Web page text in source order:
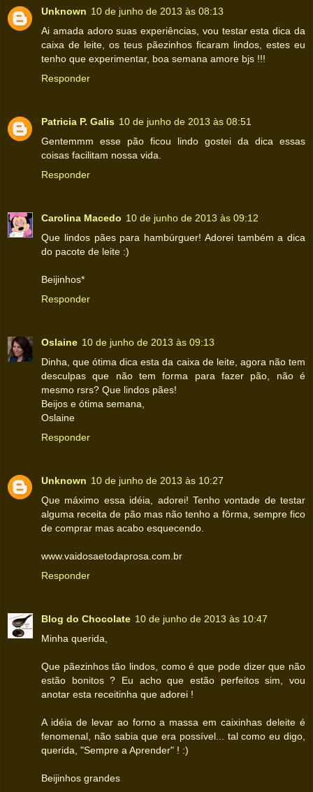
Unknown 10 de junho de 2013 às 08:13
Ai amada adoro suas experiências, vou testar esta dica da
caixa de leite, os teus pãezinhos ficaram lindos, estes eu
tenho que experimentar, boa semana amore bjs !!!
Responder
Patricia P. Galis 10 de junho de 2013 às 08:51
Gentemmm esse pão ficou lindo gostei da dica essas
coisas facilitam nossa vida.
Responder
Carolina Macedo 10 de junho de 2013 às 09:12
Que lindos pães para hambúrguer! Adorei também a dica
do pacote de leite :)
Beijinhos*
Responder
Oslaine 10 de junho de 2013 às 09:13
Dinha, que ótima dica esta da caixa de leite, agora não tem
desculpas que não tem forma para fazer pão, não é
mesmo rsrs? Que lindos pães!
Beijos e ótima semana,
Oslaine
Responder
Unknown 10 de junho de 2013 às 10:27
Que máximo essa idéia, adorei! Tenho vontade de testar
alguma receita de pão mas não tenho a fôrma, sempre fico
de comprar mas acabo esquecendo.
www.vaidosaetodaprosa.com.br
Responder
Blog do Chocolate 10 de junho de 2013 às 10:47
Minha querida,
Que pãezinhos tão lindos, como é que pode dizer que não
estão bonitos ? Eu acho que estão perfeitos sim, vou
anotar esta receitinha que adorei !
A idéia de levar ao forno a massa em caixinhas deleite é
fenomenal, não sabia que era possível... tal como eu digo,
querida, "Sempre a Aprender" ! :)
Beijinhos grandes